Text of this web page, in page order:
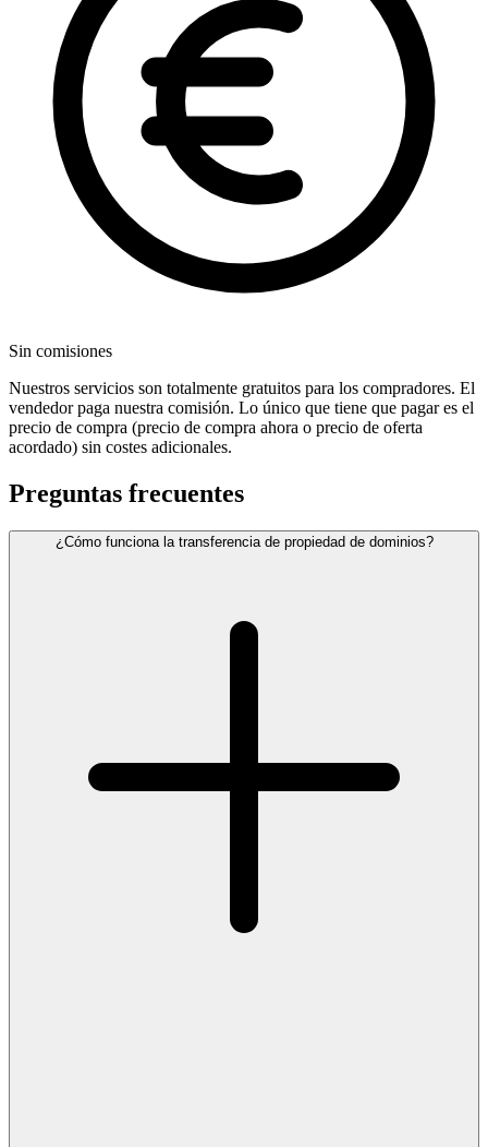
Sin comisiones
Nuestros servicios son totalmente gratuitos para los compradores. El
vendedor paga nuestra comisión. Lo único que tiene que pagar es el
precio de compra (precio de compra ahora o precio de oferta
acordado) sin costes adicionales.
Preguntas frecuentes
¿Cómo funciona la transferencia de propiedad de dominios?